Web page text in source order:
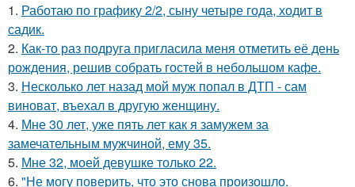
1. Работаю по графику 2/2, сыну четыре года, ходит в
садик.
2. Как-то раз подруга пригласила меня отметить её день
рождения, решив собрать гостей в небольшом кафе.
3. Несколько лет назад мой муж попал в ДТП - сам
виноват, въехал в другую женщину.
4. Мне 30 лет, уже пять лет как я замужем за
замечательным мужчиной, ему 35.
5. Мне 32, моей девушке только 22.
6. "Не могу поверить, что это снова произошло.